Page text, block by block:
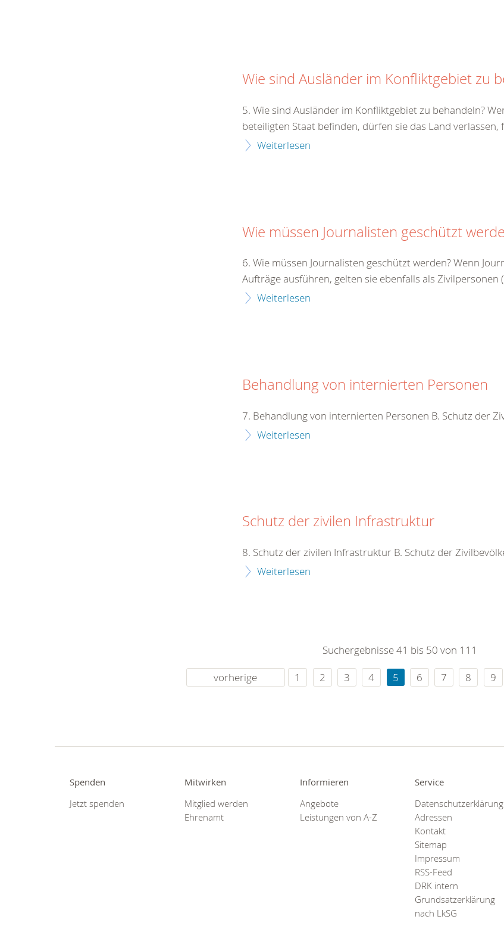
Wie sind Ausländer im Konfliktgebiet zu
5. Wie sind Ausländer im Konfliktgebiet zu behandeln?
beteiligten Staat befinden, dürfen sie das Land
Weiterlesen
Wie müssen Journalisten geschützt
6. Wie müssen Journalisten geschützt werden? Wenn
Aufträge ausführen, gelten sie ebenfalls als Zivilpersonen
Weiterlesen
Behandlung von internierten Personen
7. Behandlung von internierten Personen B. Schutz der
Weiterlesen
Schutz der zivilen Infrastruktur
8. Schutz der zivilen Infrastruktur B. Schutz der
Weiterlesen
Suchergebnisse 41 bis 50 von 111
vorherige
1 2 3 4 5 6 7 8 9
Spenden
Jetzt spenden
Mitwirken
Mitglied werden
Ehrenamt
Informieren
Angebote
Leistungen von A-Z
Service
Datenschutzerklärung
Adressen
Kontakt
Sitemap
Impressum
RSS-Feed
DRK intern
Grundsatzerklärung
nach LkSG